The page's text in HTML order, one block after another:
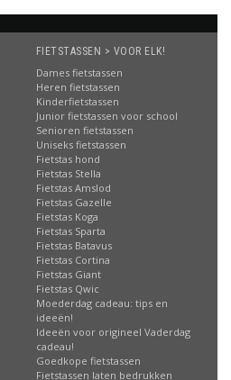
FIETSTASSEN > VOOR ELK!
Dames fietstassen
Heren fietstassen
Kinderfietstassen
Junior fietstassen voor school
Senioren fietstassen
Uniseks fietstassen
Fietstas hond
Fietstas Stella
Fietstas Amslod
Fietstas Gazelle
Fietstas Koga
Fietstas Sparta
Fietstas Batavus
Fietstas Cortina
Fietstas Giant
Fietstas Qwic
Moederdag cadeau: tips en
ideeën!
Ideeën voor origineel Vaderdag
cadeau!
Goedkope fietstassen
Fietstassen laten bedrukken